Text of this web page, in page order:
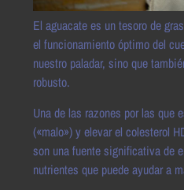
El aguacate es un tesoro de
el funcionamiento óptimo del
nuestro paladar, sino que
robusto.
Una de las razones por las que
(«malo») y elevar el colesterol
son una fuente significativa de
nutrientes que puede ayudar a